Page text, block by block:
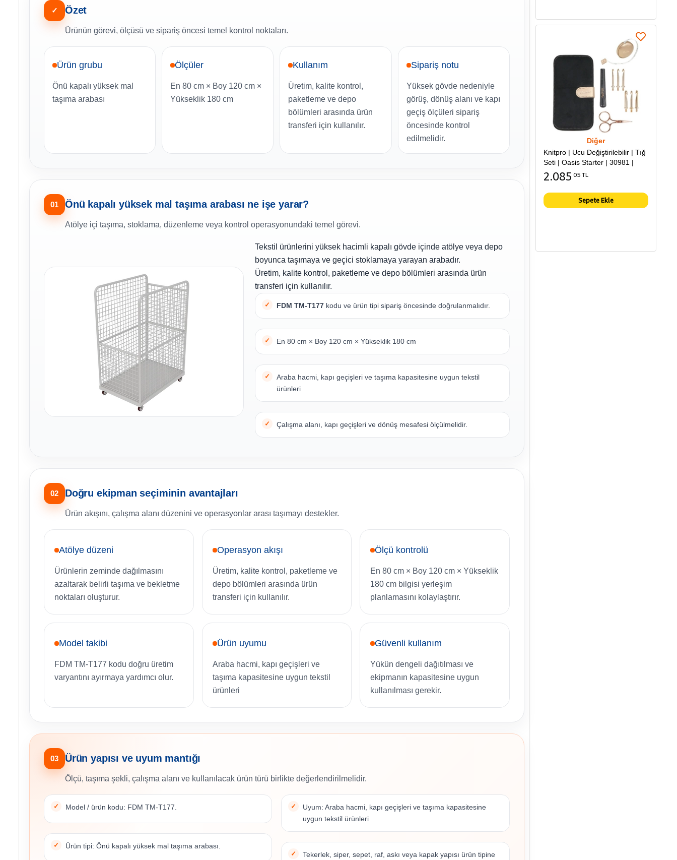
✓ Özet
Ürünün görevi, ölçüsü ve sipariş öncesi temel kontrol noktaları.
Ürün grubu
Önü kapalı yüksek mal
taşıma arabası
Ölçüler
En 80 cm × Boy 120 cm ×
Yükseklik 180 cm
Kullanım
Üretim, kalite kontrol,
paketleme ve depo
bölümleri arasında ürün
transferi için kullanılır.
Sipariş notu
Yüksek gövde nedeniyle
görüş, dönüş alanı ve kapı
geçiş ölçüleri sipariş
öncesinde kontrol
edilmelidir.
01 Önü kapalı yüksek mal taşıma arabası ne işe yarar?
Atölye içi taşıma, stoklama, düzenleme veya kontrol operasyonundaki temel görevi.
Tekstil ürünlerini yüksek hacimli kapalı gövde içinde atölye veya depo
boyunca taşımaya ve geçici stoklamaya yarayan arabadır.
Üretim, kalite kontrol, paketleme ve depo bölümleri arasında ürün
transferi için kullanılır.
FDM TM-T177 kodu ve ürün tipi sipariş öncesinde doğrulanmalıdır.
En 80 cm × Boy 120 cm × Yükseklik 180 cm
Araba hacmi, kapı geçişleri ve taşıma kapasitesine uygun tekstil
ürünleri
Çalışma alanı, kapı geçişleri ve dönüş mesafesi ölçülmelidir.
02 Doğru ekipman seçiminin avantajları
Ürün akışını, çalışma alanı düzenini ve operasyonlar arası taşımayı destekler.
Atölye düzeni
Ürünlerin zeminde dağılmasını
azaltarak belirli taşıma ve bekletme
noktaları oluşturur.
Operasyon akışı
Üretim, kalite kontrol, paketleme ve
depo bölümleri arasında ürün
transferi için kullanılır.
Ölçü kontrolü
En 80 cm × Boy 120 cm × Yükseklik
180 cm bilgisi yerleşim
planlamasını kolaylaştırır.
Model takibi
FDM TM-T177 kodu doğru üretim
varyantını ayırmaya yardımcı olur.
Ürün uyumu
Araba hacmi, kapı geçişleri ve
taşıma kapasitesine uygun tekstil
ürünleri
Güvenli kullanım
Yükün dengeli dağıtılması ve
ekipmanın kapasitesine uygun
kullanılması gerekir.
03 Ürün yapısı ve uyum mantığı
Ölçü, taşıma şekli, çalışma alanı ve kullanılacak ürün türü birlikte değerlendirilmelidir.
Model / ürün kodu: FDM TM-T177.
Ürün tipi: Önü kapalı yüksek mal taşıma arabası.
Uyum: Araba hacmi, kapı geçişleri ve taşıma kapasitesine
uygun tekstil ürünleri
Tekerlek, siper, sepet, raf, askı veya kapak yapısı ürün tipine
Diğer
Knitpro | Ucu Değiştirilebilir | Tığ
Seti | Oasis Starter | 30981 |
2.085 05 TL
Sepete Ekle